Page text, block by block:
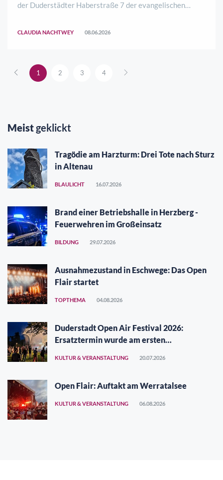
der Duderstädter Haberstraße 7 der evangelischen
CLAUDIA NACHTWEY 08.06.2026
1 2 3 4
Meistgeklickt
Tragödie am Harzturm: Drei Tote nach Sturz
in Altenau
BLAULICHT 16.07.2026
Brand einer Betriebshalle in Herzberg -
Feuerwehren im Großeinsatz
BILDUNG 29.07.2026
Ausnahmezustand in Eschwege: Das Open
Flair startet
TOPTHEMA 04.08.2026
Duderstadt Open Air Festival 2026:
Ersatztermin wurde am ersten
KULTUR & VERANSTALTUNG 20.07.2026
Open Flair: Auftakt am Werratalsee
KULTUR & VERANSTALTUNG 06.08.2026